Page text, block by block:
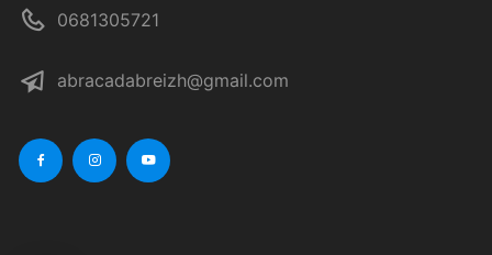
0681305721
abracadabreizh@gmail.com